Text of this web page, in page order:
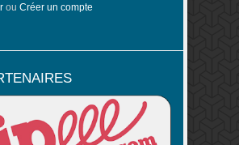
ou Créer un compte